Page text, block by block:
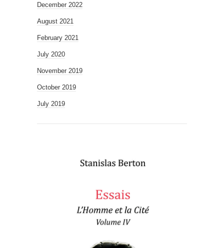
December 2022
August 2021
February 2021
July 2020
November 2019
October 2019
July 2019